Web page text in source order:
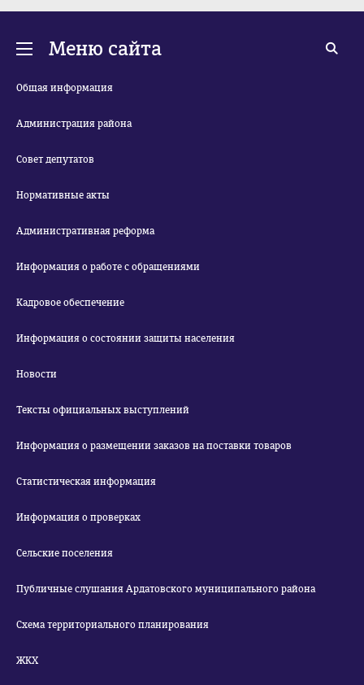
Меню сайта
Общая информация
Администрация района
Совет депутатов
Нормативные акты
Административная реформа
Информация о работе с обращениями
Кадровое обеспечение
Информация о состоянии защиты населения
Новости
Тексты официальных выступлений
Информация о размещении заказов на поставки товаров
Статистическая информация
Информация о проверках
Сельские поселения
Публичные слушания Ардатовского муниципального района
Схема территориального планирования
ЖКХ